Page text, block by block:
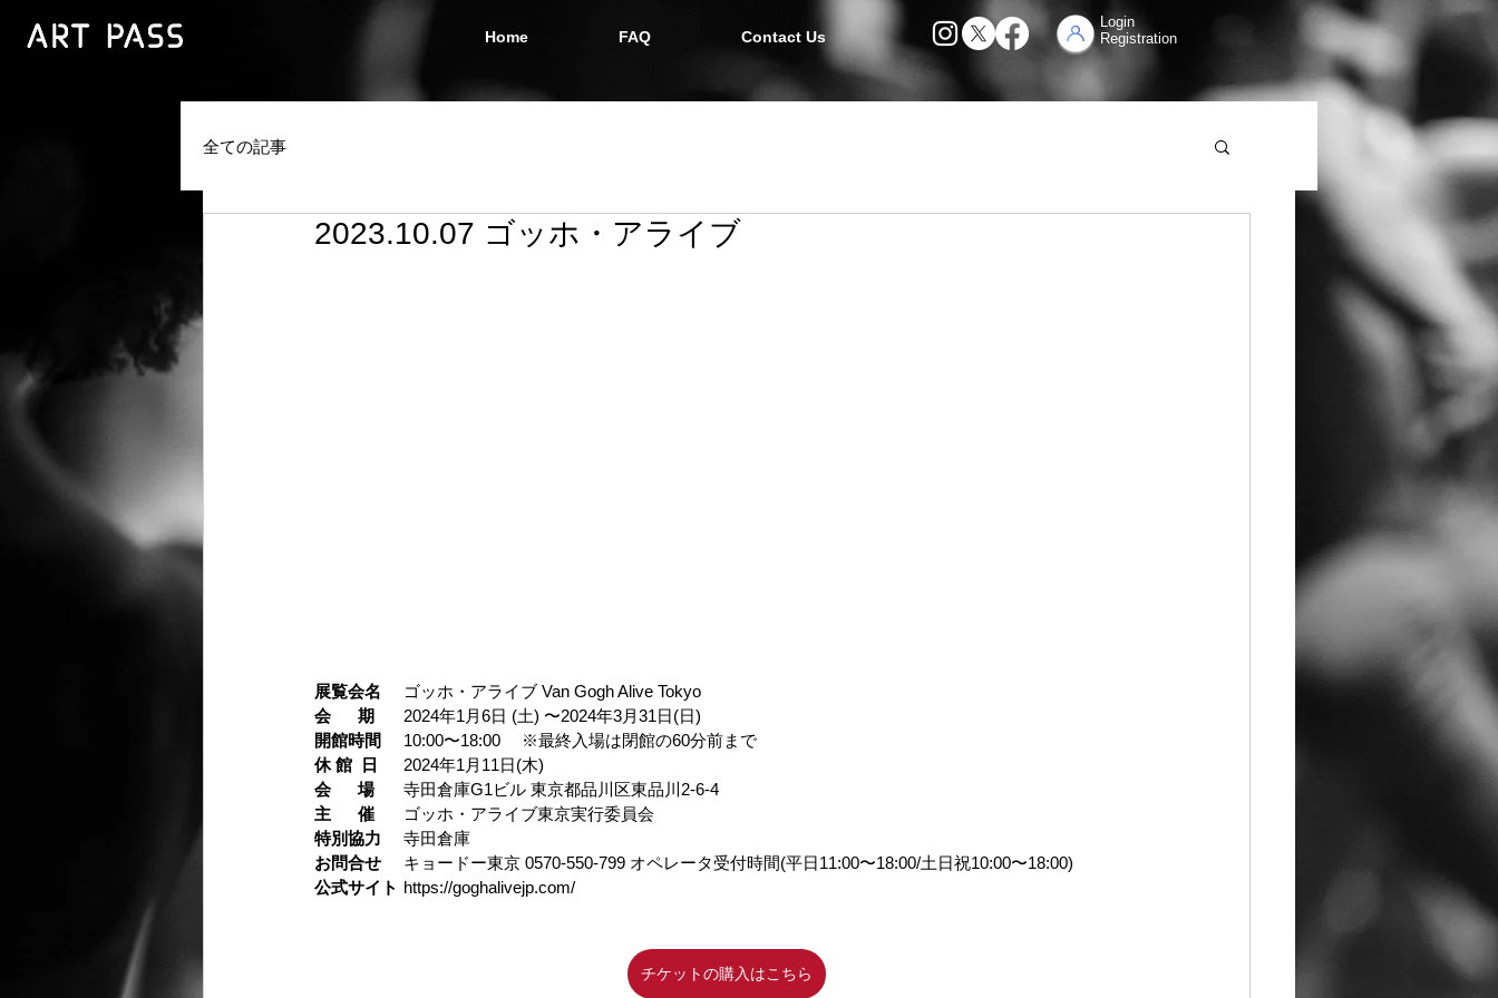
Home FAQ Contact Us
Login
Registration
全ての記事
2023.10.07 ゴッホ・アライブ
展覧会名
	ゴッホ・アライブ Van Gogh Alive Tokyo
会      期
	2024年1⽉6⽇ (⼟) 〜2024年3⽉31⽇(⽇)
開館時間
	10:00〜18:00　 ※最終⼊場は閉館の60分前まで
休 館  日
	2024年1⽉11⽇(⽊)
会      場
	寺⽥倉庫G1ビル 東京都品川区東品川2-6-4
主      催
	ゴッホ・アライブ東京実⾏委員会
特別協力
	寺⽥倉庫
お問合せ
	キョードー東京 0570-550-799 オペレータ受付時間(平⽇11:00〜18:00/⼟⽇祝10:00〜18:00)
公式サイト
	https://goghalivejp.com/
チケットの購入はこちら